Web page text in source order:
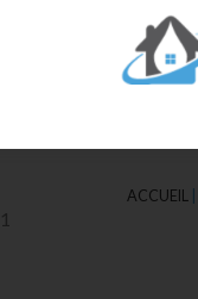
ACCUEIL
1